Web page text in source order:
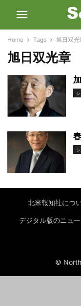
Home Tags 旭日双光
旭日双光章
北米報知社につ
デジタル版のニュ
©